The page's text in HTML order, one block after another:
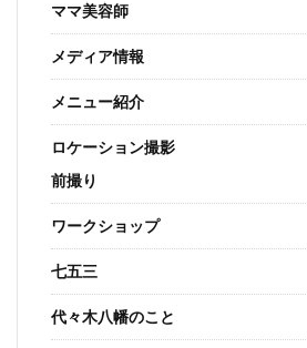
ママ美容師
メディア情報
メニュー紹介
ロケーション撮影
前撮り
ワークショップ
七五三
代々木八幡のこと